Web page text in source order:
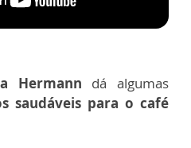
Hermann dá algumas
saudáveis para o café